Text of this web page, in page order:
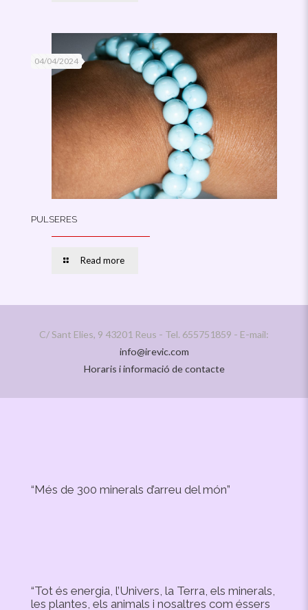
04/04/2024
PULSERES
Read more
C/ Sant Elies, 9 43201 Reus - Tel. 655751859 - E-mail:
info@irevic.com
Horaris i informació de contacte
“Més de 300 minerals d’arreu del món”
“Tot és energia, l’Univers, la Terra, els minerals,
les plantes, els animals i nosaltres com éssers